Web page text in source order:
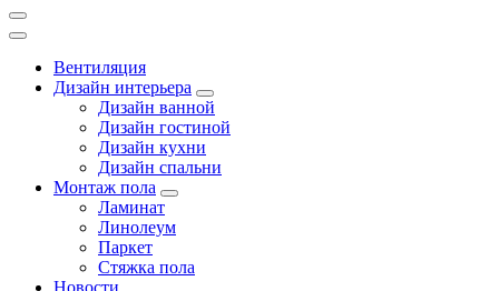
Вентиляция
Дизайн интерьера
Дизайн ванной
Дизайн гостиной
Дизайн кухни
Дизайн спальни
Монтаж пола
Ламинат
Линолеум
Паркет
Стяжка пола
Новости